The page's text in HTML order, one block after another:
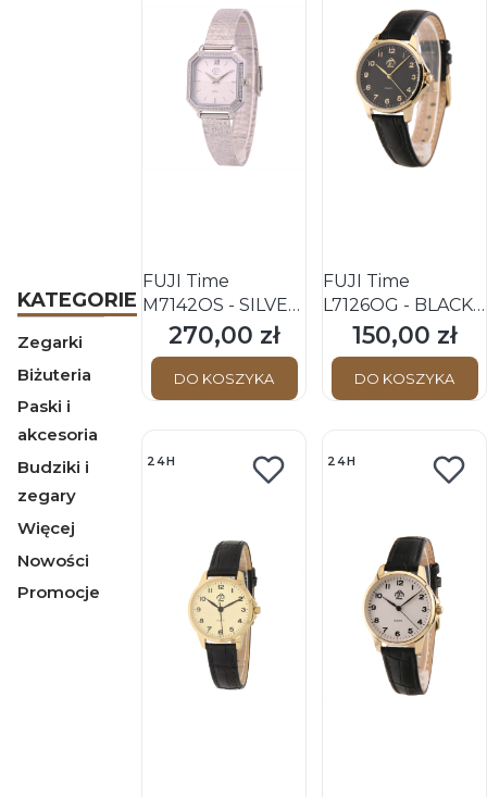
KATEGORIE
Zegarki
Biżuteria
Paski i
akcesoria
Budziki i
zegary
Więcej
Nowości
Promocje
FUJI Time
M7142QS - SILVER
- Damski - Zegarek
kwarcowy na
bransolecie
Cena
270,00 zł
DO KOSZYKA
FUJI Time
L7126QG - BLACK -
Damski - Zegarek
kwarcowy na
pasku
Cena
150,00 zł
DO KOSZYKA
24H 24H